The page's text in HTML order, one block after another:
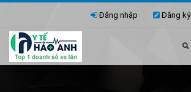
Đăng nhập Đăng ký